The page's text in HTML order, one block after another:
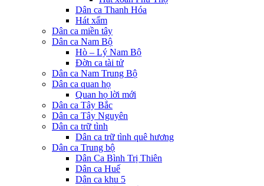
Dân ca Thanh Hóa
Hát xẩm
Dân ca miền tây
Dân ca Nam Bộ
Hò – Lý Nam Bộ
Đờn ca tài tử
Dân ca Nam Trung Bộ
Dân ca quan họ
Quan họ lời mới
Dân ca Tây Bắc
Dân ca Tây Nguyên
Dân ca trữ tình
Dân ca trữ tình quê hương
Dân ca Trung bộ
Dân Ca Bình Trị Thiên
Dân ca Huế
Dân ca khu 5